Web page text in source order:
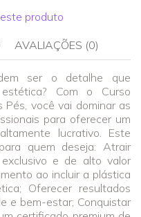
produto
AVALIAÇÕES (0)
ser o detalhe que
Com o Curso
você vai dominar as
para oferecer um
lucrativo. Este
quem deseja: Atrair
e de alto valor
ao incluir a plástica
Oferecer resultados
e bem-estar; Conquistar